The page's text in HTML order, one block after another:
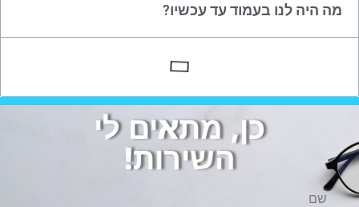
מה היה לנו בעמוד עד עכשיו?
כן, מתאים לי
השירות!
שם